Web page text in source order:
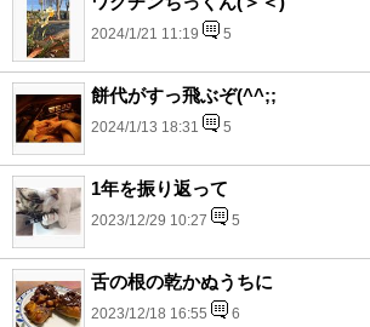
2024/1/21 11:19 5
餅代がすっ飛ぶぞ(^^;;
2024/1/13 18:31 5
1年を振り返って
2023/12/29 10:27 5
舌の根の乾かぬうちに
2023/12/18 16:55 6